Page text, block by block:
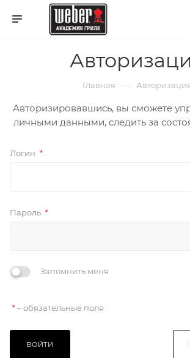
Главная —
Авторизировавшись, вы сможете
личными данными, следить за
Логин *
Пароль *
Запомнить меня
* – обязательные поля
ВОЙТИ